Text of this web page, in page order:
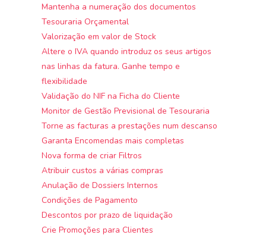
Mantenha a numeração dos documentos
Tesouraria Orçamental
Valorização em valor de Stock
Altere o IVA quando introduz os seus artigos
nas linhas da fatura. Ganhe tempo e
flexibilidade
Validação do NIF na Ficha do Cliente
Monitor de Gestão Previsional de Tesouraria
Torne as facturas a prestações num descanso
Garanta Encomendas mais completas
Nova forma de criar Filtros
Atribuir custos a várias compras
Anulação de Dossiers Internos
Condições de Pagamento
Descontos por prazo de liquidação
Crie Promoções para Clientes